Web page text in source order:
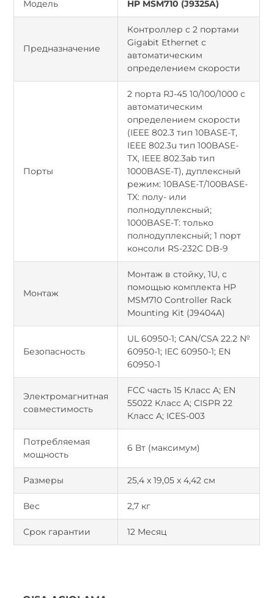
Модель HP MSM710 (J9325A)
Предназначение
Контроллер с 2 портами
Gigabit Ethernet с
автоматическим
определением скорости
Порты
2 порта RJ-45 10/100/1000 с
автоматическим
определением скорости
(IEEE 802.3 тип 10BASE-T,
IEEE 802.3u тип 100BASE-
TX, IEEE 802.3ab тип
1000BASE-T), дуплексный
режим: 10BASE-T/100BASE-
TX: полу- или
полнодуплексный;
1000BASE-T: только
полнодуплексный; 1 порт
консоли RS-232C DB-9
Монтаж
Монтаж в стойку, 1U, с
помощью комплекта HP
MSM710 Controller Rack
Mounting Kit (J9404A)
Безопасность
UL 60950-1; CAN/CSA 22.2 №
60950-1; IEC 60950-1; EN
60950-1
Электромагнитная
совместимость
FCC часть 15 Класс A; EN
55022 Класс A; CISPR 22
Класс A; ICES-003
Потребляемая
мощность
6 Вт (максимум)
Размеры 25,4 x 19,05 x 4,42 см
Вес 2,7 кг
Срок гарантии 12 Месяц